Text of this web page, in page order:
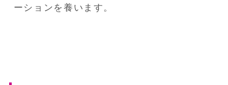
ーションを養います。